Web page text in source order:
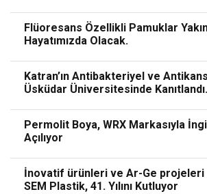
Flüoresans Özellikli Pamuklar
Hayatımızda Olacak.
Katran’ın Antibakteriyel ve
Üsküdar Üniversitesinde Kanıtlandı.
Permolit Boya, WRX Markasıyla
Açılıyor
İnovatif ürünleri ve Ar-Ge projeleri
SEM Plastik, 41. Yılını Kutluyor